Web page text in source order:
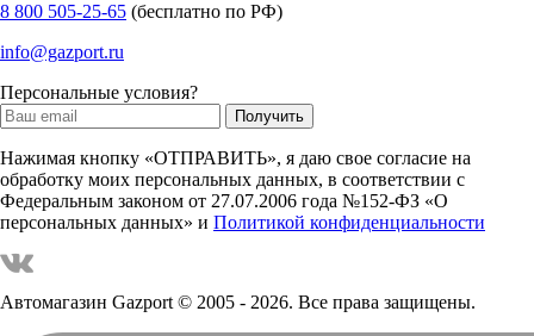
8 800 505-25-65 (бесплатно по РФ)
info@gazport.ru
Персональные условия?
Нажимая кнопку «ОТПРАВИТЬ», я даю свое согласие на
обработку моих персональных данных, в соответствии с
Федеральным законом от 27.07.2006 года №152-ФЗ «О
персональных данных» и Политикой конфиденциальности
Автомагазин Gazport© 2005 - 2026. Все права защищены.